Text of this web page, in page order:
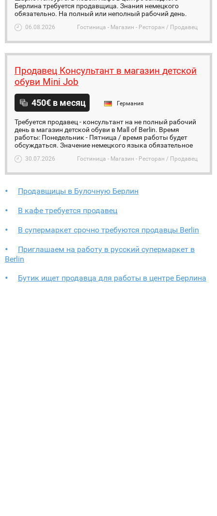
Берлина требуется продавщица. Знания немецкого
обязательно. На полный или неполный рабочий день.
06.08.2026 Гостиница - Магазин - Ресторан / Продавец
Продавец Консультант в магазин детской
обуви Mini Job
450€ в месяц Германия
Требуется продавец - консультант на не полный рабочий
день в магазин детской обуви в Mall of Berlin. Время
работы: Понедельник - Пятница / время работы будет
обсуждаться. Значение немецкого языка обязательное
30.07.2026 Гостиница - Магазин - Ресторан / Продавец
Продавщицы в Булочную Берлин
В кафе требуется продавец
В супермаркет срочно требуются продавцы Berlin
Приглашаем на работу в русский супермаркет в
Berlin
Бутик ищет продавца для работы в центре Берлина